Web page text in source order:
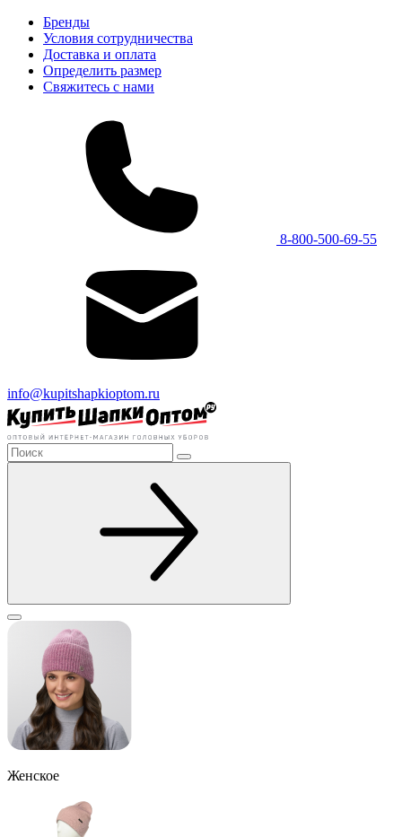
Бренды
Условия сотрудничества
Доставка и оплата
Определить размер
Свяжитесь с нами
8-800-500-69-55
info@kupitshapkioptom.ru
Женское